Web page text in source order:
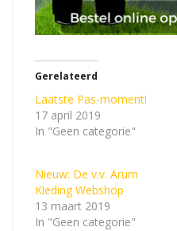
Gerelateerd
Laatste Pas-moment!
17 april 2019
In "Geen categorie"
Nieuw: De v.v. Arum
Kleding Webshop
13 maart 2019
In "Geen categorie"